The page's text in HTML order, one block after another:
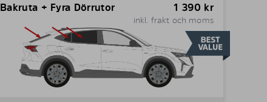
Bakruta + Fyra Dörrutor 1 390 kr
inkl. frakt och moms